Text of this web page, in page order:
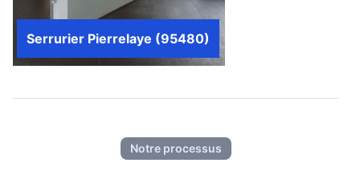
Serrurier Pierrelaye (95480)
Notre processus